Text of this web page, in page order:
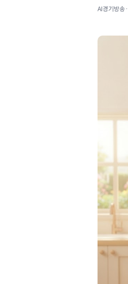
AI경기방송·